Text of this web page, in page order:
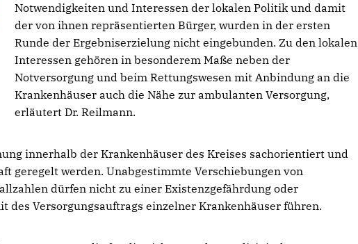
Notwendigkeiten und Interessen der lokalen Politik und damit
der von ihnen repräsentierten Bürger, wurden in der ersten
Runde der Ergebniserzielung nicht eingebunden. Zu den lokalen
Interessen gehören in besonderem Maße neben der
Notversorgung und beim Rettungswesen mit Anbindung an die
Krankenhäuser auch die Nähe zur ambulanten Versorgung,
erläutert Dr. Reilmann.
innerhalb der Krankenhäuser des Kreises sachorientiert und
geregelt werden. Unabgestimmte Verschiebungen von
dürfen nicht zu einer Existenzgefährdung oder
Versorgungsauftrags einzelner Krankenhäuser führen.